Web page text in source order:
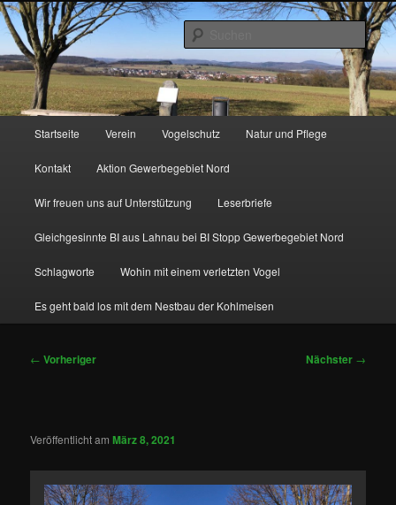
Zum
primären
Inhalt
springen
http://natur-und-vogelfreunde-muenchholzhausen.de/wp-
content/uploads/2017/12/cropped-HGON_logo.jpg
Startseite Verein Vogelschutz Natur und Pflege
Kontakt Aktion Gewerbegebiet Nord
Wir freuen uns auf Unterstützung Leserbriefe
Gleichgesinnte BI aus Lahnau bei BI Stopp Gewerbegebiet Nord
Schlagworte Wohin mit einem verletzten Vogel
Es geht bald los mit dem Nestbau der Kohlmeisen
Beitragsnavigation
← Vorheriger Nächster →
Veröffentlicht amMärz 8, 2021